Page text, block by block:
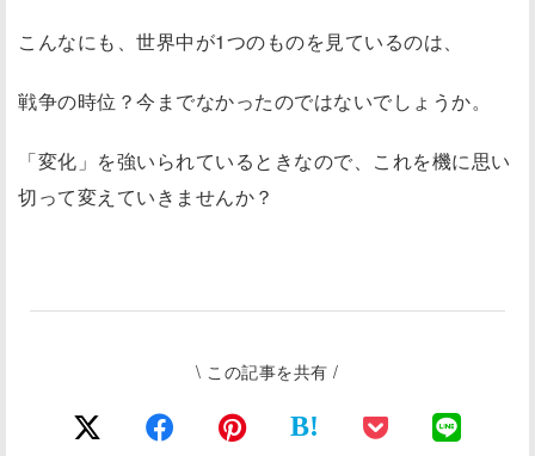
こんなにも、世界中が1つのものを見ているのは、
戦争の時位？今までなかったのではないでしょうか。
「変化」を強いられているときなので、これを機に思い
切って変えていきませんか？
\ この記事を共有 /
B!